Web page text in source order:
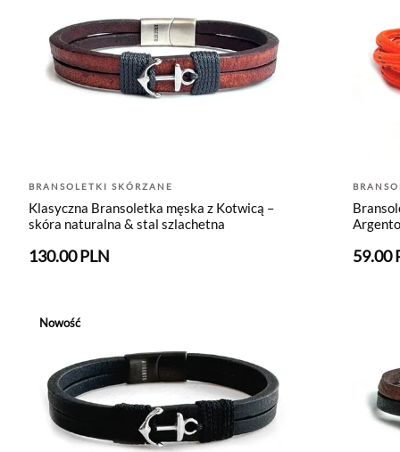
BRANSOLETKI SKÓRZANE
Klasyczna Bransoletka męska z Kotwicą –
skóra naturalna & stal szlachetna
130.00 PLN 59.00
Nowość